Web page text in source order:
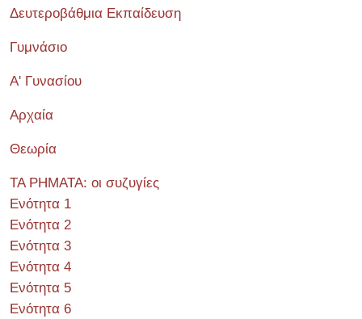
Δευτεροβάθμια Εκπαίδευση
Γυμνάσιο
Α' Γυνασίου
Αρχαία
Θεωρία
ΤΑ ΡΗΜΑΤΑ: οι συζυγίες
Ενότητα 1
Ενότητα 2
Ενότητα 3
Ενότητα 4
Ενότητα 5
Ενότητα 6